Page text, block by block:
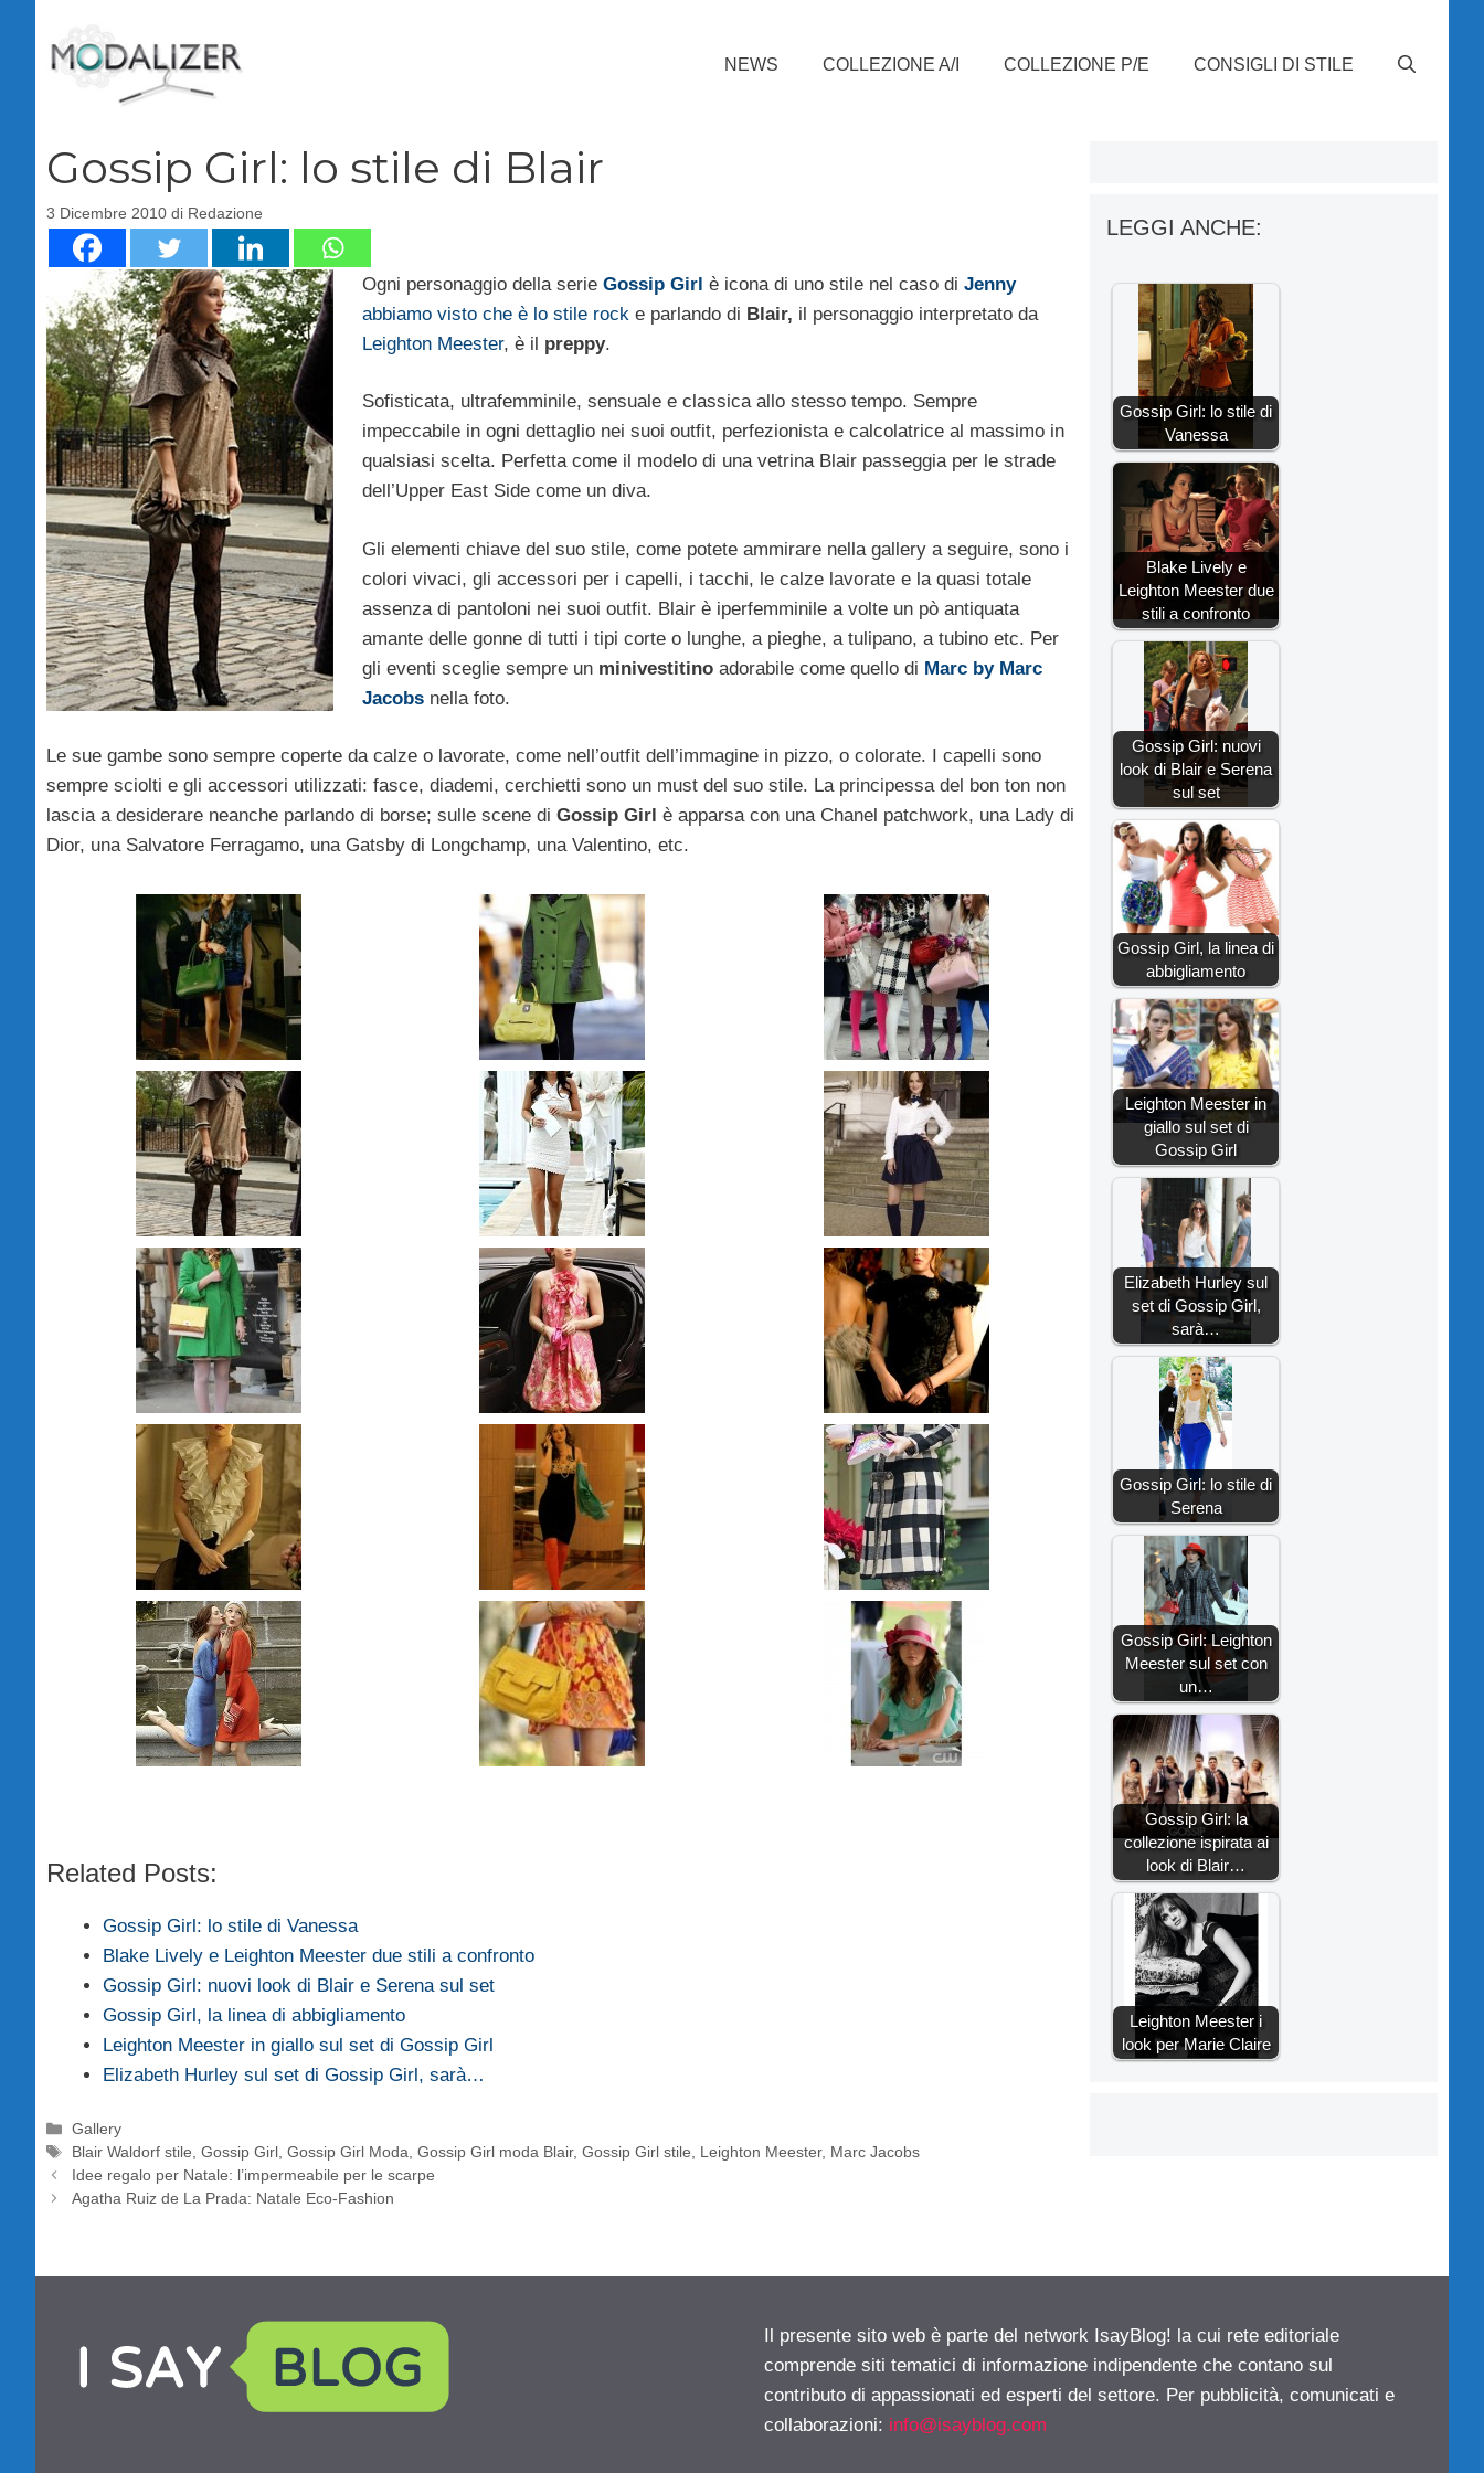
contenuto
NEWS COLLEZIONE A/I COLLEZIONE P/E CONSIGLI DI STILE
Gossip Girl: lo stile di Blair
3 Dicembre 2010 di Redazione
Ogni personaggio della serie Gossip Girl è icona di uno stile nel caso di Jenny
abbiamo visto che è lo stile rocke parlando di Blair, il personaggio interpretato da
Leighton Meester, è il preppy.
Sofisticata, ultrafemminile, sensuale e classica allo stesso tempo. Sempre
impeccabile in ogni dettaglio nei suoi outfit, perfezionista e calcolatrice al massimo in
qualsiasi scelta. Perfetta come il modelo di una vetrina Blair passeggia per le strade
dell’Upper East Side come un diva.
Gli elementi chiave del suo stile, come potete ammirare nella gallery a seguire, sono i
colori vivaci, gli accessori per i capelli, i tacchi, le calze lavorate e la quasi totale
assenza di pantoloni nei suoi outfit. Blair è iperfemminile a volte un pò antiquata
amante delle gonne di tutti i tipi corte o lunghe, a pieghe, a tulipano, a tubino etc. Per
gli eventi sceglie sempre un minivestitinoadorabile come quello di Marc by Marc
Jacobsnella foto.
Le sue gambe sono sempre coperte da calze o lavorate, come nell’outfit dell’immagine in pizzo, o colorate. I capelli sono
sempre sciolti e gli accessori utilizzati: fasce, diademi, cerchietti sono un must del suo stile. La principessa del bon ton non
lascia a desiderare neanche parlando di borse; sulle scene di Gossip Girl è apparsa con una Chanel patchwork, una Lady di
Dior, una Salvatore Ferragamo, una Gatsby di Longchamp, una Valentino, etc.
Related Posts:
Gossip Girl: lo stile di Vanessa
Blake Lively e Leighton Meester due stili a confronto
Gossip Girl: nuovi look di Blair e Serena sul set
Gossip Girl, la linea di abbigliamento
Leighton Meester in giallo sul set di Gossip Girl
Elizabeth Hurley sul set di Gossip Girl, sarà…
Categorie
Gallery
Tag
Blair Waldorf stile,Gossip Girl,Gossip Girl Moda,Gossip Girl moda Blair,Gossip Girl stile, Leighton Meester, Marc Jacobs
Idee regalo per Natale: l’impermeabile per le scarpe
Agatha Ruiz de La Prada: Natale Eco-Fashion
LEGGI ANCHE:
Gossip Girl: lo stile di
Vanessa
Blake Lively e
Leighton Meester due
stili a confronto
Gossip Girl: nuovi
look di Blair e Serena
sul set
Gossip Girl, la linea di
abbigliamento
Leighton Meester in
giallo sul set di
Gossip Girl
Elizabeth Hurley sul
set di Gossip Girl,
sarà…
Gossip Girl: lo stile di
Serena
Gossip Girl: Leighton
Meester sul set con
un…
Gossip Girl: la
collezione ispirata ai
look di Blair…
Leighton Meester i
look per Marie Claire
Il presente sito web è parte del network IsayBlog! la cui rete editoriale
comprende siti tematici di informazione indipendente che contano sul
contributo di appassionati ed esperti del settore. Per pubblicità, comunicati e
collaborazioni: info@isayblog.com